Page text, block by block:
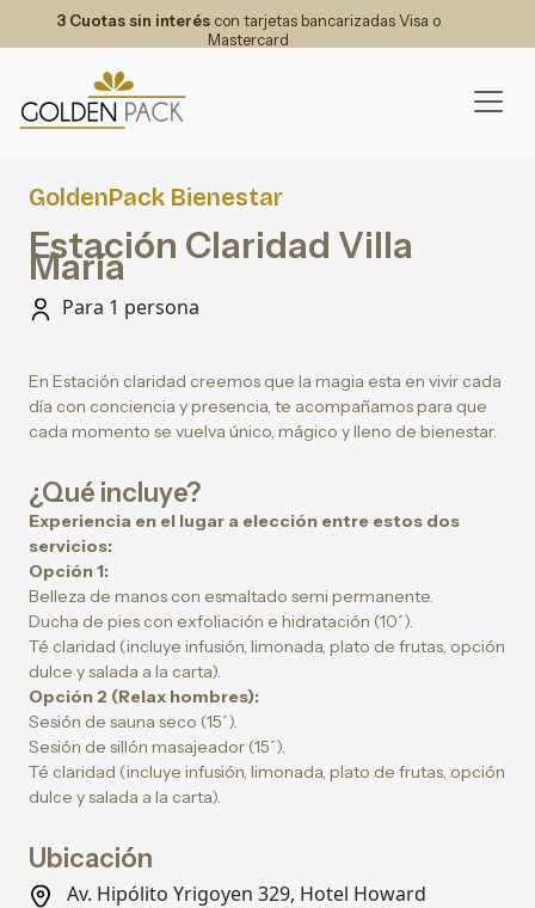
3 Cuotas sin interéscon tarjetas bancarizadas Visa o
Mastercard
GoldenPack Bienestar
Estación Claridad Villa
María
Para 1 persona
En Estación claridad creemos que la magia esta en vivir cada
día con conciencia y presencia, te acompañamos para que
cada momento se vuelva único, mágico y lleno de bienestar.
¿Qué incluye?
Experiencia en el lugar a elección entre estos dos
servicios:
Opción 1:
Belleza de manos con esmaltado semi permanente.
Ducha de pies con exfoliación e hidratación (10´).
Té claridad (incluye infusión, limonada, plato de frutas, opción
dulce y salada a la carta).
Opción 2 (Relax hombres):
Sesión de sauna seco (15´).
Sesión de sillón masajeador (15´).
Té claridad (incluye infusión, limonada, plato de frutas, opción
dulce y salada a la carta).
Ubicación
Av. Hipólito Yrigoyen 329, Hotel Howard